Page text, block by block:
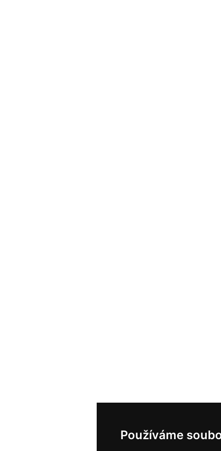
Používáme